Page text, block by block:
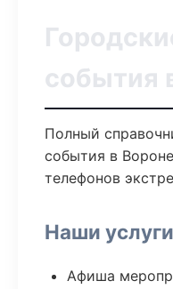
события
Полный
события в
телефонов
Наши услуги
Афиша